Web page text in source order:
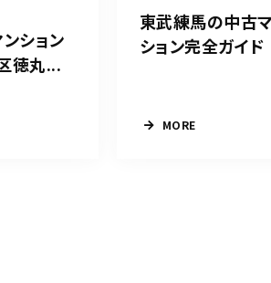
ション
徳丸...
東武練馬の中古
ション完全ガイド
MORE